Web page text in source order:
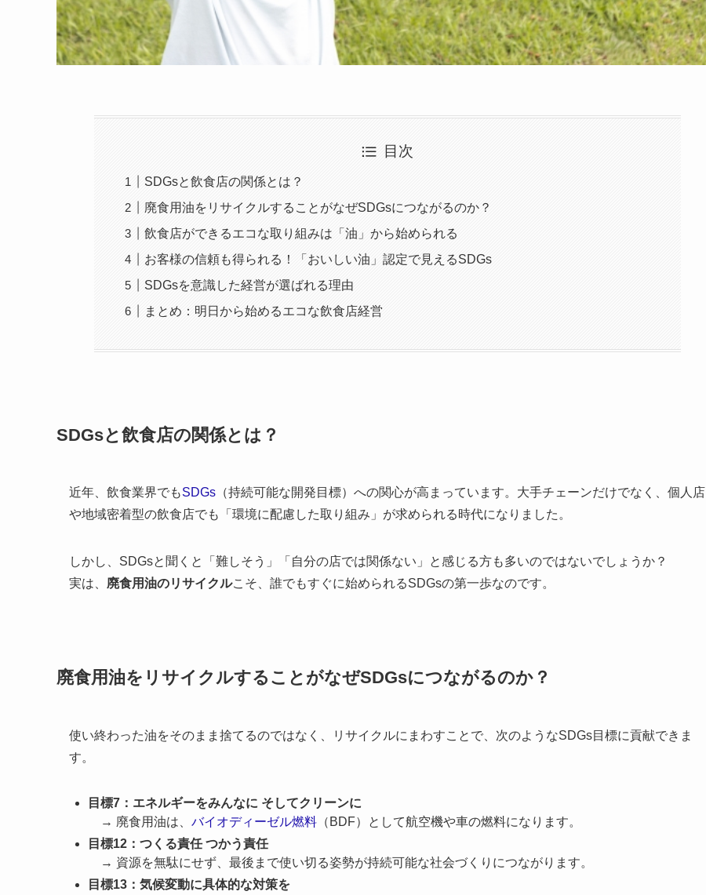
目次
SDGsと飲食店の関係とは？
廃食用油をリサイクルすることがなぜSDGsにつながるのか？
飲食店ができるエコな取り組みは「油」から始められる
お客様の信頼も得られる！「おいしい油」認定で見えるSDGs
SDGsを意識した経営が選ばれる理由
まとめ：明日から始めるエコな飲食店経営
SDGsと飲食店の関係とは？
近年、飲食業界でもSDGs （持続可能な開発目標）への関心が高まっています。大手チェーンだけでなく、個人店
や地域密着型の飲食店でも「環境に配慮した取り組み」が求められる時代になりました。
しかし、SDGsと聞くと「難しそう」「自分の店では関係ない」と感じる方も多いのではないでしょうか？
実は、 廃食用油のリサイクルこそ、誰でもすぐに始められるSDGsの第一歩なのです。
廃食用油をリサイクルすることがなぜSDGsにつながるのか？
使い終わった油をそのまま捨てるのではなく、リサイクルにまわすことで、次のようなSDGs目標に貢献できま
す。
目標7：エネルギーをみんなに そしてクリーンに
→ 廃食用油は、 バイオディーゼル燃料 （BDF）として航空機や車の燃料になります。
目標12：つくる責任 つかう責任
→ 資源を無駄にせず、最後まで使い切る姿勢が持続可能な社会づくりにつながります。
目標13：気候変動に具体的な対策を